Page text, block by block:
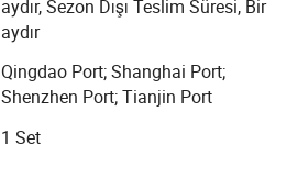
3200
Yönetimi, ISO 14001 Çevre
Sağlık ve Güvenlik
GJB9001B-2009
ve Gizlilik
III), Otomotiv Enerjisi
Sertifikası, Otomotiv Muafiyeti
aydır, Sezon Dışı Teslim Süresi, Bir
aydır
Qingdao Port; Shanghai Port;
Shenzhen Port; Tianjin Port
1 Set